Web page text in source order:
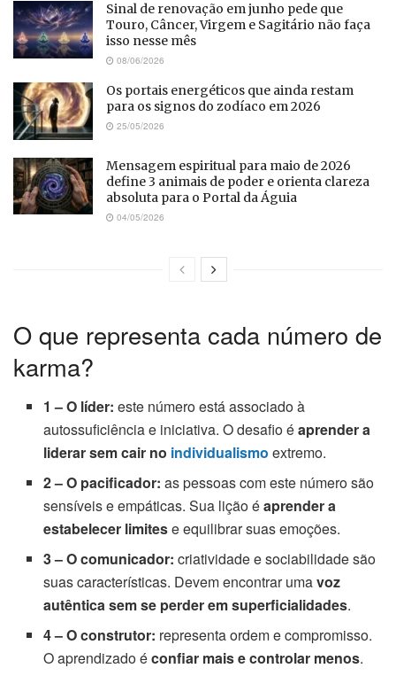
Sinal de renovação em junho pede que
Touro, Câncer, Virgem e Sagitário não faça
isso nesse mês
08/06/2026
Os portais energéticos que ainda restam
para os signos do zodíaco em 2026
25/05/2026
Mensagem espiritual para maio de 2026
define 3 animais de poder e orienta clareza
absoluta para o Portal da Águia
04/05/2026
O que representa cada número de
karma?
1 – O líder: este número está associado à
autossuficiência e iniciativa. O desafio éaprender a
liderar sem cair no individualismoextremo.
2 – O pacificador: as pessoas com este número são
sensíveis e empáticas. Sua lição éaprender a
estabelecer limitese equilibrar suas emoções.
3 – O comunicador: criatividade e sociabilidade são
suas características. Devem encontrar umavoz
autêntica sem se perder em superficialidades.
4 – O construtor: representa ordem e compromisso.
O aprendizado éconfiar mais e controlar menos.